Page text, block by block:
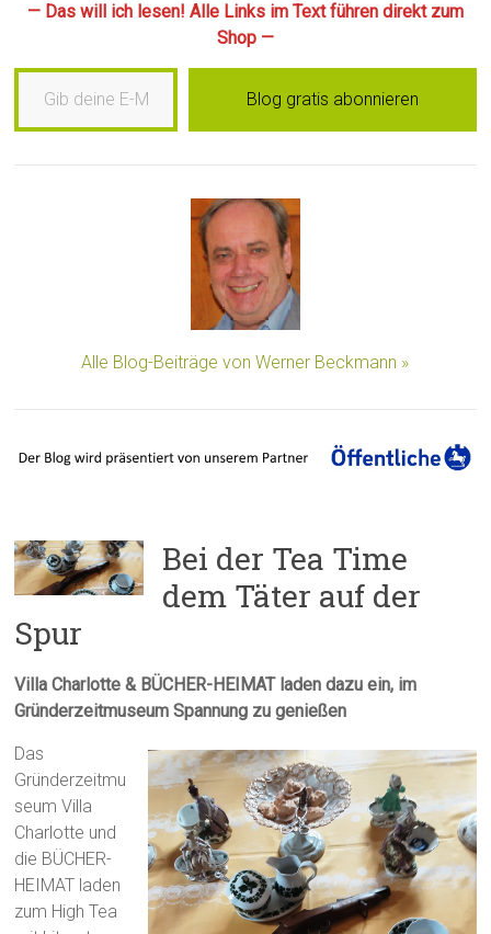
— Das will ich lesen! Alle Links im Text führen direkt zum
Shop —
Gib deine E-Mail-Adresse ein …
Blog gratis abonnieren
Alle Blog-Beiträge von Werner Beckmann »
Bei der Tea Time
dem Täter auf der
Spur
Villa Charlotte & BÜCHER-HEIMAT laden dazu ein, im
Gründerzeitmuseum Spannung zu genießen
Das
Gründerzeitmu
seum Villa
Charlotte und
die BÜCHER-
HEIMAT laden
zum High Tea